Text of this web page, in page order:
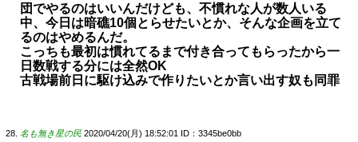
団でやるのはいいんだけども、不慣れな人が数人いる
中、今日は暗礁10個とらせたいとか、そんな企画を立て
るのはやめるんだ。
こっちも最初は慣れてるまで付き合ってもらったから一
日数戦する分には全然OK
古戦場前日に駆け込みで作りたいとか言い出す奴も同罪
名も無き星の民 2020/04/20(月) 18:52:01 ID：3345be0bb